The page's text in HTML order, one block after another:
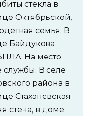
стекла в
Октябрьской,
семья. В
Байдукова
На место
службы. В селе
района в
Стахановская
стена, в доме